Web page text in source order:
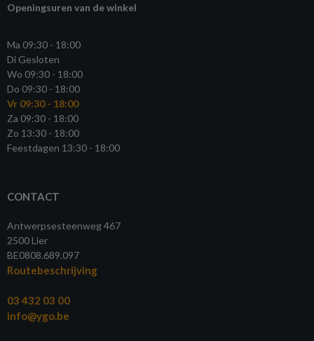
Openingsuren van de winkel
Ma 09:30 - 18:00
Di Gesloten
Wo 09:30 - 18:00
Do 09:30 - 18:00
Vr 09:30 - 18:00
Za 09:30 - 18:00
Zo 13:30 - 18:00
Feestdagen 13:30 - 18:00
CONTACT
Antwerpsesteenweg 467
2500 Lier
BE0808.689.097
Routebeschrijving
03 432 03 00
info@ygo.be